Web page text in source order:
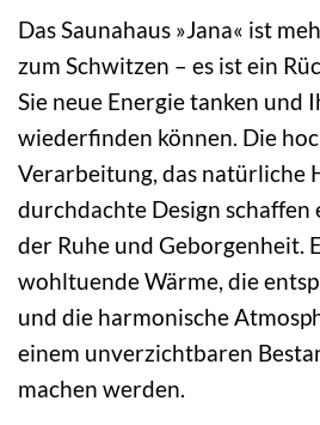
Das Saunahaus »Jana« ist
zum Schwitzen – es ist ein
Sie neue Energie tanken und
wiederfinden können. Die
Verarbeitung, das natürliche
durchdachte Design schaffen
der Ruhe und Geborgenheit.
wohltuende Wärme, die
und die harmonische
einem unverzichtbaren
machen werden.